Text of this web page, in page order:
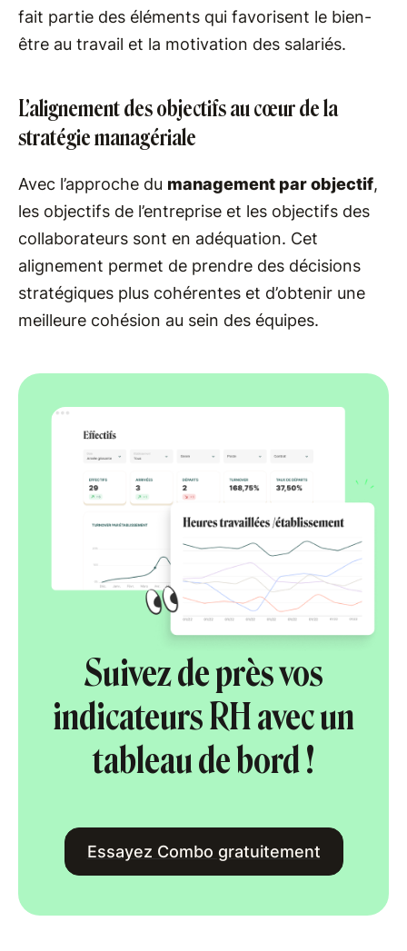
fait partie des éléments qui favorisent le bien-
être au travail et la motivation des salariés.
L’alignement des objectifs au cœur de la
stratégie managériale
Avec l’approche du management par objectif,
les objectifs de l’entreprise et les objectifs des
collaborateurs sont en adéquation. Cet
alignement permet de prendre des décisions
stratégiques plus cohérentes et d’obtenir une
meilleure cohésion au sein des équipes.
Suivez de près vos
indicateurs RH avec un
tableau de bord !
Essayez Combo gratuitement